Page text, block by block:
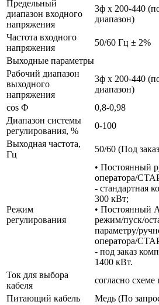
Предельный
диапазон входного
напряжения
3ф х 200-440
диапазон)
Частота входного
напряжения
50/60 Гц ± 2%
Выходные параметры
Рабочий диапазон
выходного
напряжения
3ф х 200-440
диапазон)
cos Ф
0,8-0,98
Диапазон системы
регулирования, %
0-100
Выходная частота,
Гц
50/60 (Под
Режим
регулирования
• Постоянный
оператора/
- стандартная
300 кВт;
• Постоянный
режим/пуск/
параметру/
оператора/
- под заказ
1400 кВт.
Ток для выбора
кабеля
согласно схеме
Питающий кабель
Медь (По